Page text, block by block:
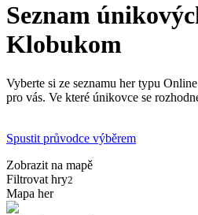
Seznam
Klobukom
Vyberte si ze seznamu her typu
pro vás. Ve které únikovce se
Spustit průvodce výběrem
Zobrazit na mapě
Filtrovat hry2
Mapa her